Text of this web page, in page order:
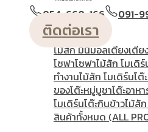
054-660-166 091-
ติดต่อเรา
วางหนังสือตู้หัวเตียง ตู้
โมเดิร์น
ประตูนิรภัยคู่ช
แกะสลักม้านั่งยาว
ไม้สัก มินิมอลเตียงเตีย
โซฟาโซฟาไม้สัก โมเดิร์
ทํางานไม้สัก โมเดิร์นโต๊
ของโต๊ะหมู่บูชาโต๊ะอาห
โมเดิร์นโต๊ะกินข้าวไม้สั
สินค้าทั้งหมด (ALL